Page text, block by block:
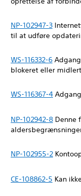
NP-102947-3
til at udføre
WS-116332-6
blokeret eller
WS-116367-4
NP-102942-8 Denne
NP-102955-2
CE-108862-5 Kan